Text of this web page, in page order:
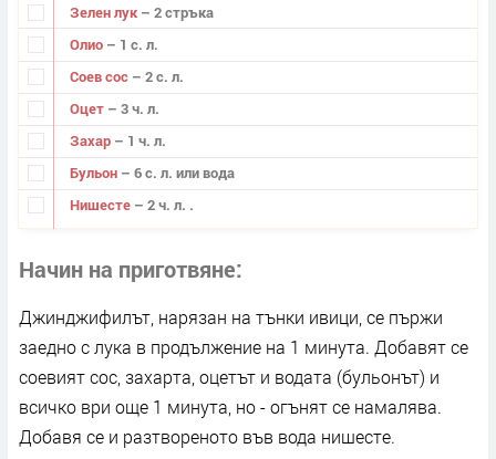
Зелен лук – 2 стръка
Олио – 1 с. л.
Соев сос – 2 с. л.
Оцет – 3 ч. л.
Захар – 1 ч. л.
Бульон – 6 с. л. или вода
Нишесте – 2 ч. л. .
Начин на приготвяне
Джинджифилът, нарязан на тънки ивици, се пържи
заедно с лука в продължение на 1 минута. Добавят се
соевият сос, захарта, оцетът и водата (бульонът) и
всичко ври още 1 минута, но - огънят се намалява.
Добавя се и разтвореното във вода нишесте.